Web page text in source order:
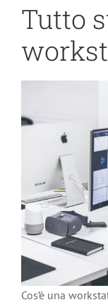
Tutto
Cos’è una